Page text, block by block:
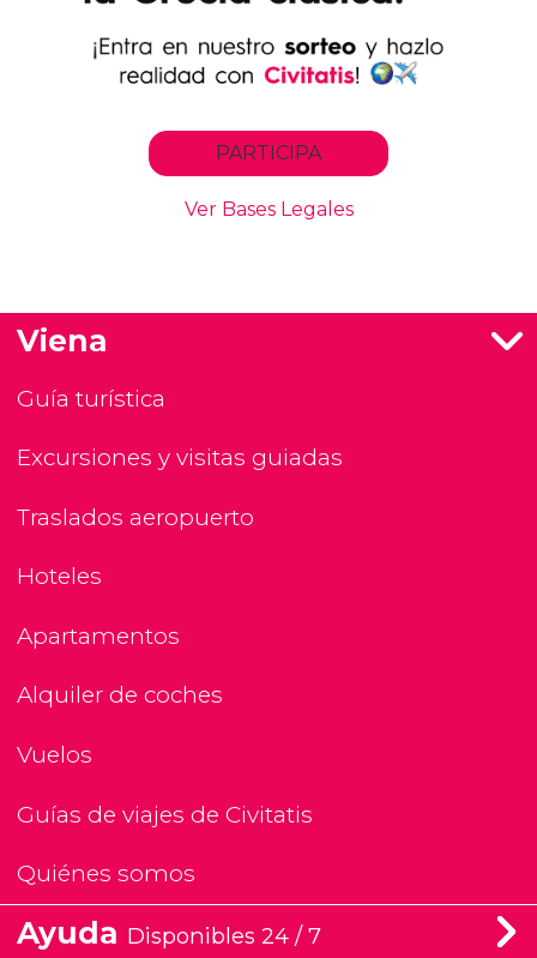
Viena
Guía turística
Excursiones y visitas guiadas
Traslados aeropuerto
Hoteles
Apartamentos
Alquiler de coches
Vuelos
Guías de viajes de Civitatis
Quiénes somos
Ayuda Disponibles 24 / 7